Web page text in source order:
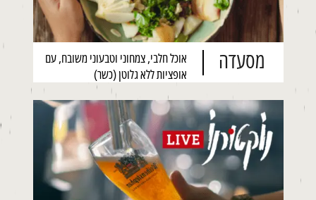
מסעדה
אוכל חלבי, צמחוני וטבעוני משובח, עם
אופציות ללא גלוטן (כשר)